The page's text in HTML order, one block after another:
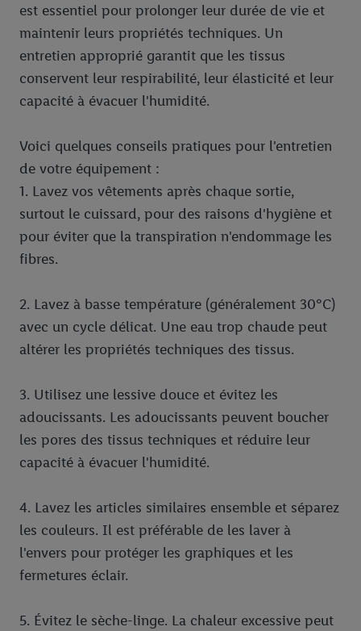
est essentiel pour prolonger leur durée de vie et
maintenir leurs propriétés techniques. Un
entretien approprié garantit que les tissus
conservent leur respirabilité, leur élasticité et leur
capacité à évacuer l'humidité.
Voici quelques conseils pratiques pour l'entretien
de votre équipement :
1. Lavez vos vêtements après chaque sortie,
surtout le cuissard, pour des raisons d'hygiène et
pour éviter que la transpiration n'endommage les
fibres.
2. Lavez à basse température (généralement 30°C)
avec un cycle délicat. Une eau trop chaude peut
altérer les propriétés techniques des tissus.
3. Utilisez une lessive douce et évitez les
adoucissants. Les adoucissants peuvent boucher
les pores des tissus techniques et réduire leur
capacité à évacuer l'humidité.
4. Lavez les articles similaires ensemble et séparez
les couleurs. Il est préférable de les laver à
l'envers pour protéger les graphiques et les
fermetures éclair.
5. Évitez le sèche-linge. La chaleur excessive peut